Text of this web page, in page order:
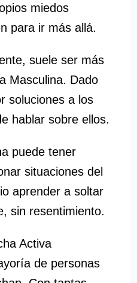
miedos
para ir más allá.
suele ser más
Masculina. Dado
soluciones a los
hablar sobre ellos.
puede tener
situaciones del
aprender a soltar
sin resentimiento.
Activa
de personas